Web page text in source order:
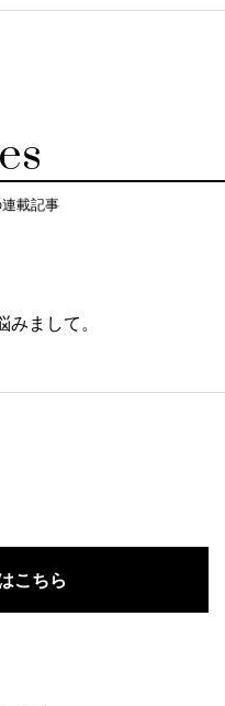
載記事
みまして。
こちら